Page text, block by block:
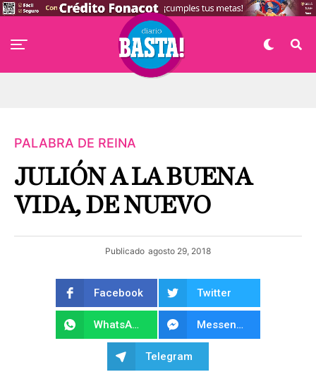
PALABRA DE REINA
JULIÓN A LA BUENA
VIDA, DE NUEVO
Publicado agosto 29, 2018
Facebook Twitter
WhatsApp Messenger
Telegram